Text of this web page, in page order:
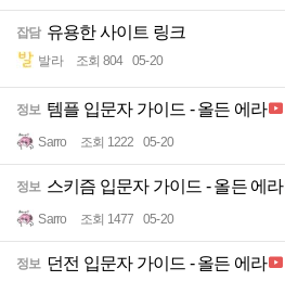
잡담 유용한 사이트 링크
발라 조회 804 05-20
정보 템플 입문자 가이드 - 올든 에라
Sarro 조회 1222 05-20
정보 스키즘 입문자 가이드 - 올든 에라
Sarro 조회 1477 05-20
정보 던전 입문자 가이드 - 올든 에라